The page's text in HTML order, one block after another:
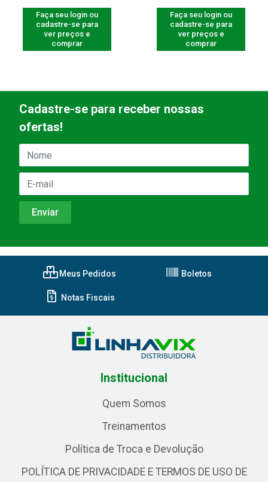
Faça seu login ou
cadastre-se para
ver preços e
comprar
Faça seu login ou
cadastre-se para
ver preços e
comprar
Cadastre-se para receber nossas
ofertas!
Meus Pedidos Boletos
Notas Fiscais
Institucional
Quem Somos
Treinamentos
Política de Troca e Devolução
POLÍTICA DE PRIVACIDADE E TERMOS DE USO DE